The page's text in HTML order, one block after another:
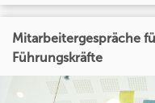
Mitarbeitergespräche
Führungskräfte